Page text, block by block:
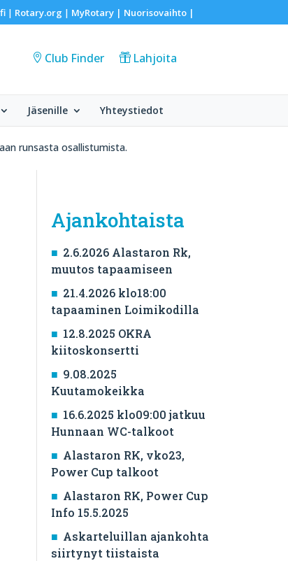
| Rotary.org | MyRotary | Nuorisovaihto|
Club Finder Lahjoita
Jäsenille Yhteystiedot
runsasta osallistumista.
Ajankohtaista
2.6.2026 Alastaron Rk,
muutos tapaamiseen
21.4.2026 klo18:00
tapaaminen Loimikodilla
12.8.2025 OKRA
kiitoskonsertti
9.08.2025
Kuutamokeikka
16.6.2025 klo09:00 jatkuu
Hunnaan WC-talkoot
Alastaron RK, vko23,
Power Cup talkoot
Alastaron RK, Power Cup
Info 15.5.2025
Askarteluillan ajankohta
siirtynyt tiistaista